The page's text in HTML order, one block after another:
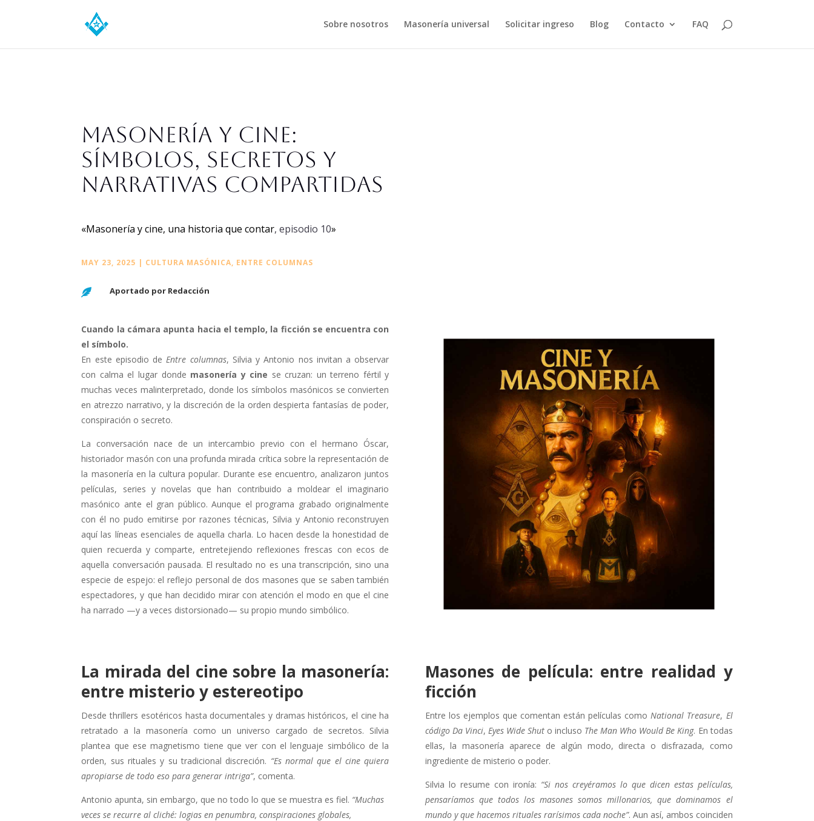
Sobre nosotros Masonería universal Solicitar ingreso Blog Contacto FAQ
Masonería y cine:
símbolos, secretos y
narrativas compartidas
«Masonería y cine, una historia que contar, episodio 10»
MAY 23, 2025 | CULTURA MASÓNICA, ENTRE COLUMNAS
 Aportado por Redacción
Cuando la cámara apunta hacia el templo, la ficción se encuentra con
el símbolo.
En este episodio de Entre columnas, Silvia y Antonio nos invitan a observar
con calma el lugar donde masonería y cine se cruzan: un terreno fértil y
muchas veces malinterpretado, donde los símbolos masónicos se convierten
en atrezzo narrativo, y la discreción de la orden despierta fantasías de poder,
conspiración o secreto.
La conversación nace de un intercambio previo con el hermano Óscar,
historiador masón con una profunda mirada crítica sobre la representación de
la masonería en la cultura popular. Durante ese encuentro, analizaron juntos
películas, series y novelas que han contribuido a moldear el imaginario
masónico ante el gran público. Aunque el programa grabado originalmente
con él no pudo emitirse por razones técnicas, Silvia y Antonio reconstruyen
aquí las líneas esenciales de aquella charla. Lo hacen desde la honestidad de
quien recuerda y comparte, entretejiendo reflexiones frescas con ecos de
aquella conversación pausada. El resultado no es una transcripción, sino una
especie de espejo: el reflejo personal de dos masones que se saben también
espectadores, y que han decidido mirar con atención el modo en que el cine
ha narrado —y a veces distorsionado— su propio mundo simbólico.
La mirada del cine sobre la masonería:
entre misterio y estereotipo
Desde thrillers esotéricos hasta documentales y dramas históricos, el cine ha
retratado a la masonería como un universo cargado de secretos. Silvia
plantea que ese magnetismo tiene que ver con el lenguaje simbólico de la
orden, sus rituales y su tradicional discreción. “Es normal que el cine quiera
apropiarse de todo eso para generar intriga”, comenta.
Antonio apunta, sin embargo, que no todo lo que se muestra es fiel. “Muchas
veces se recurre al cliché: logias en penumbra, conspiraciones globales,
Masones de película: entre realidad y
ficción
Entre los ejemplos que comentan están películas como National Treasure, El
código Da Vinci, Eyes Wide Shuto incluso The Man Who Would Be King. En todas
ellas, la masonería aparece de algún modo, directa o disfrazada, como
ingrediente de misterio o poder.
Silvia lo resume con ironía: “Si nos creyéramos lo que dicen estas películas,
pensaríamos que todos los masones somos millonarios, que dominamos el
mundo y que hacemos rituales rarísimos cada noche”. Aun así, ambos coinciden